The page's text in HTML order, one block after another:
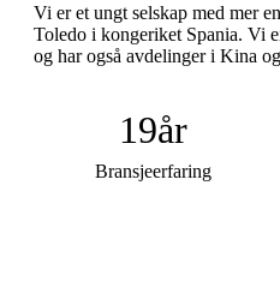
Vi er et ungt selskap med mer
Toledo i kongeriket Spania. Vi
og har også avdelinger i Kina
19år
Bransjeerfaring